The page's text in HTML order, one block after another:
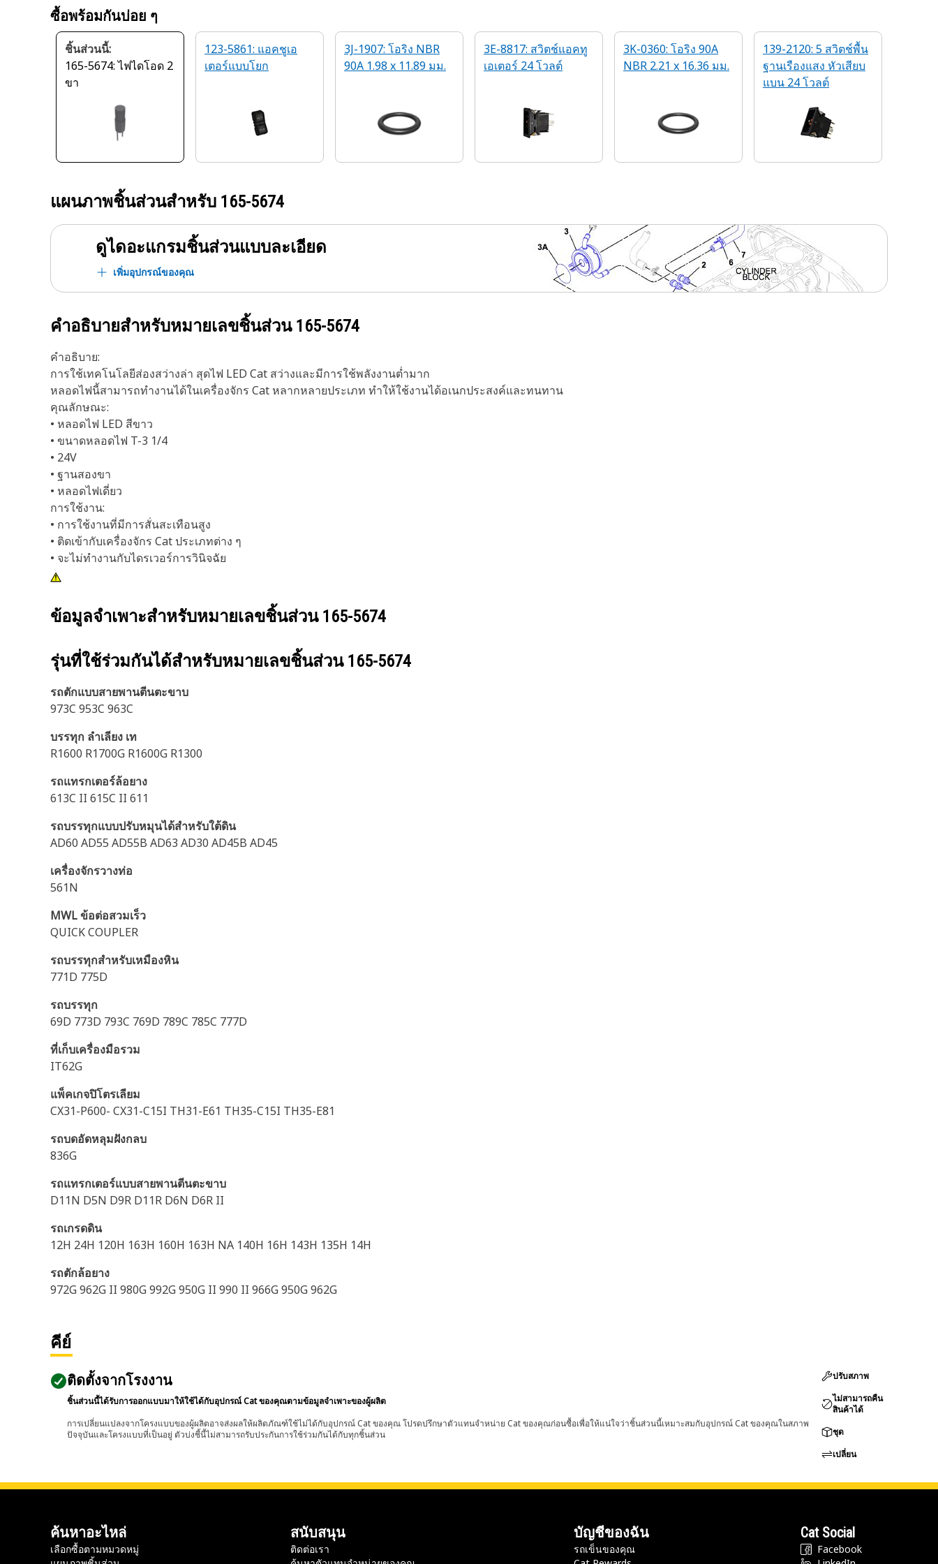
ซื้อพร้อมกันบ่อย ๆ
ชิ้นส่วนนี้:
165-5674: ไฟไดโอด 2
ขา
123-5861: แอคชูเอ
เตอร์แบบโยก
3J-1907: โอริง NBR
90A 1.98 x 11.89 มม.
3E-8817: สวิตช์แอคทู
เอเตอร์ 24 โวลต์
3K-0360: โอริง 90A
NBR 2.21 x 16.36 มม.
139-2120: 5 สวิตช์พื้น
ฐานเรืองแสง หัวเสียบ
แบน 24 โวลต์
แผนภาพชิ้นส่วนสำหรับ 165-5674
ดูไดอะแกรมชิ้นส่วนแบบละเอียด
เพิ่มอุปกรณ์ของคุณ
คำอธิบายสำหรับหมายเลขชิ้นส่วน 165-5674
คำอธิบาย:
การใช้เทคโนโลยีส่องสว่างล่า สุดไฟ LED Cat สว่างและมีการใช้พลังงานต่ำมาก
หลอดไฟนี้สามารถทำงานได้ในเครื่องจักร Cat หลากหลายประเภท ทำให้ใช้งานได้อเนกประสงค์และทนทาน
คุณลักษณะ:
• หลอดไฟ LED สีขาว
• ขนาดหลอดไฟ T-3 1/4
• 24V
• ฐานสองขา
• หลอดไฟเดี่ยว
การใช้งาน:
• การใช้งานที่มีการสั่นสะเทือนสูง
• ติดเข้ากับเครื่องจักร Cat ประเภทต่าง ๆ
• จะไม่ทำงานกับไดรเวอร์การวินิจฉัย
ข้อมูลจำเพาะสำหรับหมายเลขชิ้นส่วน 165-5674
รุ่นที่ใช้ร่วมกันได้สำหรับหมายเลขชิ้นส่วน 165-5674
รถตักแบบสายพานตีนตะขาบ
973C 953C 963C
บรรทุก ลำเลียง เท
R1600 R1700G R1600G R1300
รถแทรกเตอร์ล้อยาง
613C II 615C II 611
รถบรรทุกแบบปรับหมุนได้สำหรับใต้ดิน
AD60 AD55 AD55B AD63 AD30 AD45B AD45
เครื่องจักรวางท่อ
561N
MWL ข้อต่อสวมเร็ว
QUICK COUPLER
รถบรรทุกสำหรับเหมืองหิน
771D 775D
รถบรรทุก
69D 773D 793C 769D 789C 785C 777D
ที่เก็บเครื่องมือรวม
IT62G
แพ็คเกจปิโตรเลียม
CX31-P600- CX31-C15I TH31-E61 TH35-C15I TH35-E81
รถบดอัดหลุมฝังกลบ
836G
รถแทรกเตอร์แบบสายพานตีนตะขาบ
D11N D5N D9R D11R D6N D6R II
รถเกรดดิน
12H 24H 120H 163H 160H 163H NA 140H 16H 143H 135H 14H
รถตักล้อยาง
972G 962G II 980G 992G 950G II 990 II 966G 950G 962G
คีย์
ติดตั้งจากโรงงาน
ชิ้นส่วนนี้ได้รับการออกแบบมาให้ใช้ได้กับอุปกรณ์ Cat ของคุณตามข้อมูลจำเพาะของผู้ผลิต
การเปลี่ยนแปลงจากโครงแบบของผู้ผลิตอาจส่งผลให้ผลิตภัณฑ์ใช้ไม่ได้กับอุปกรณ์ Cat ของคุณ โปรดปรึกษาตัวแทนจำหน่าย Cat ของคุณก่อนซื้อเพื่อให้แน่ใจว่าชิ้นส่วนนี้เหมาะสมกับอุปกรณ์ Cat ของคุณในสภาพ
ปัจจุบันและโครงแบบที่เป็นอยู่ ตัวบ่งชี้นี้ไม่สามารถรับประกันการใช้ร่วมกันได้กับทุกชิ้นส่วน
ปรับสภาพ
ไม่สามารถคืน
สินค้าได้
ชุด
เปลี่ยน
ค้นหาอะไหล่
เลือกซื้อตามหมวดหมู่
สนับสนุน
ติดต่อเรา
บัญชีของฉัน
รถเข็นของคุณ
Cat Social
Facebook